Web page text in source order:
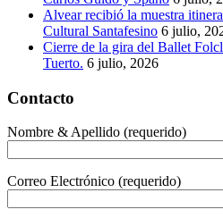
Alvear recibió la muestra
Cultural Santafesino 6 julio,
Cierre de la gira del Ballet
Tuerto. 6 julio, 2026
Contacto
Nombre & Apellido (requerido)
Correo Electrónico (requerido)